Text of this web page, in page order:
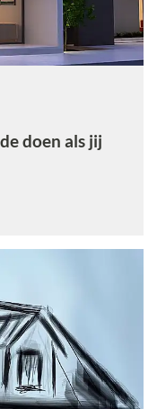
doen als jij